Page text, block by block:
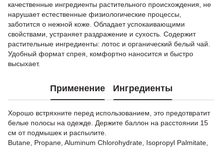
качественные ингредиенты растительного происхождения, не
нарушает естественные физиологические процессы,
заботится о нежной коже. Обладает успокаивающими
свойствами, устраняет раздражение и сухость. Содержит
растительные ингредиенты: лотос и органический белый чай.
Удобный формат спрея, комфортно наносится и быстро
высыхает.
Применение Ингредиенты
Хорошо встряхните перед использованием, это предотвратит
белые полосы на одежде. Держите баллон на расстоянии 15
см от подмышек и распылите.
Butane, Propane, Aluminum Chlorohydrate, Isopropyl Palmitate,